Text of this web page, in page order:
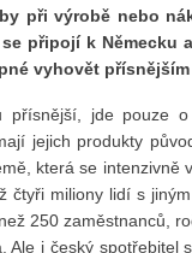
při výrobě nebo
připojí k Německu
vyhovět
přísnější, jde pouze
jejich produkty
která se intenzivně
čtyři miliony lidí s
250 zaměstnanců,
Ale i český